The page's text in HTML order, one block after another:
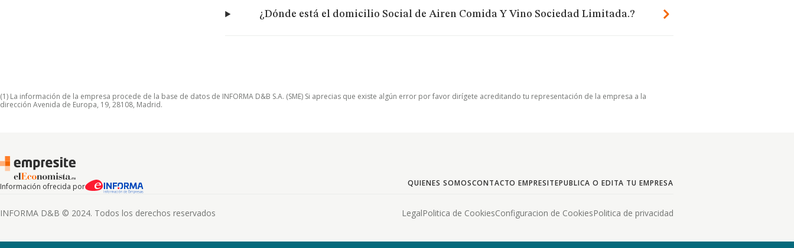
¿Dónde está el domicilio Social de Airen Comida Y Vino Sociedad Limitada.?
(1) La información de la empresa procede de la base de datos de INFORMA D&B S.A. (SME) Si aprecias que existe algún error por favor dirígete acreditando tu representación de la empresa a la
dirección Avenida de Europa, 19, 28108, Madrid.
Información ofrecida por QUIENES SOMOSCONTACTO EMPRESITEPUBLICA O EDITA TU EMPRESA
INFORMA D&B © 2024. Todos los derechos reservados LegalPolitica de CookiesConfiguracion de CookiesPolitica de privacidad